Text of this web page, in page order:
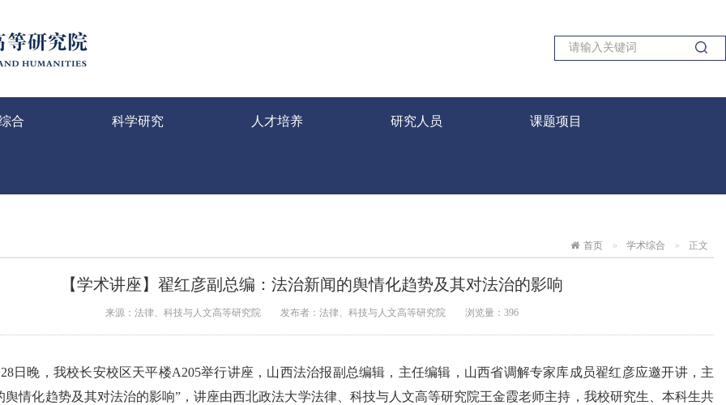
合 科学研究 人才培养 研究人员 课题项目
首页 学术综合 正文
【学术讲座】翟红彦副总编：法治新闻的舆情化趋势及其对法治的影响
来源：法律、科技与人文高等研究院 发布者：法律、科技与人文高等研究院 浏览量： 396
28日晚，我校长安校区天平楼A205举行讲座，山西法治报副总编辑，主任编辑，山西省调解专家库成员翟红彦应邀开讲，主
舆情化趋势及其对法治的影响”，讲座由西北政法大学法律、科技与人文高等研究院王金霞老师主持，我校研究生、本科生共